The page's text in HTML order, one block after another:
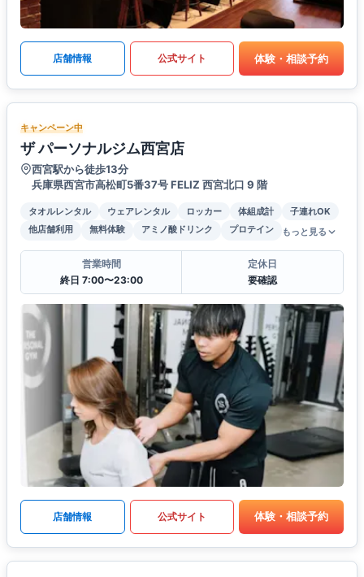
店舗情報 公式サイト 体験・相談予約
キャンペーン中
ザ パーソナルジム西宮店
西宮駅から徒歩13分
兵庫県西宮市高松町5番37号 FELIZ ⻄宮北⼝ 9 階
タオルレンタル ウェアレンタル ロッカー 体組成計
子連れOK
他店舗利用
無料体験 アミノ酸ドリンク プロテイン もっと見る
営業時間
終日 7:00〜23:00
定休日
要確認
店舗情報 公式サイト 体験・相談予約